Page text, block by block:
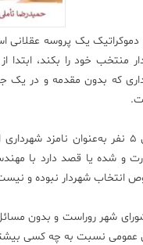
دموکراتیک یک پروسه
منتخب خود را بکند،
که بدون مقدمه و در یک
وقتی 5 نفر به‌عنوان
و شده یا قصد دارد با
انتخاب شهردار نبوده و نیست
شهر روراست و بدون
عمومی نسبت به چه کسی